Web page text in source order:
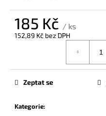
185 Kč / ks
152,89 Kč bez DPH
Kategorie:
Zeptat se
r
u
u